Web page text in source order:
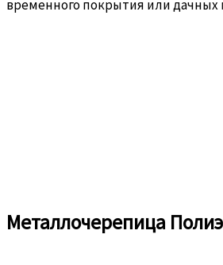
временного покрытия или дачных
Металлочерепица